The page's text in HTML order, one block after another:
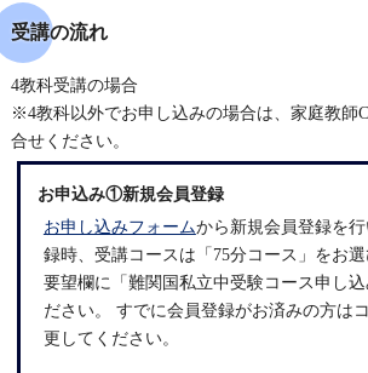
受講の流れ
4教科受講の場合
※4教科以外でお申し込みの場合は、家庭教師
合せください。
お申込み①新規会員登録
お申し込みフォームから新規会員登録を
録時、受講コースは「75分コース」をお
要望欄に「難関国私立中受験コース申し込
ださい。 すでに会員登録がお済みの方は
更してください。